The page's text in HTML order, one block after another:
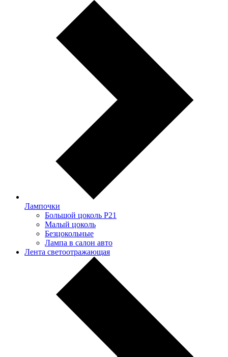
Лампочки
Большой цоколь P21
Малый цоколь
Безцокольные
Лампа в салон авто
Лента светоотражающая